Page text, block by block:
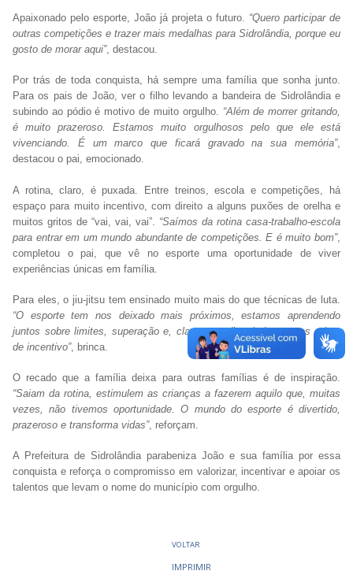
Apaixonado pelo esporte, João já projeta o futuro. “Quero participar de
outras competições e trazer mais medalhas para Sidrolândia, porque eu
gosto de morar aqui”, destacou.
Por trás de toda conquista, há sempre uma família que sonha junto.
Para os pais de João, ver o filho levando a bandeira de Sidrolândia e
subindo ao pódio é motivo de muito orgulho. “Além de morrer gritando,
é muito prazeroso. Estamos muito orgulhosos pelo que ele está
vivenciando. É um marco que ficará gravado na sua memória”,
destacou o pai, emocionado.
A rotina, claro, é puxada. Entre treinos, escola e competições, há
espaço para muito incentivo, com direito a alguns puxões de orelha e
muitos gritos de “vai, vai, vai”. “Saímos da rotina casa-trabalho-escola
para entrar em um mundo abundante de competições. E é muito bom”,
completou o pai, que vê no esporte uma oportunidade de viver
experiências únicas em família.
Para eles, o jiu-jitsu tem ensinado muito mais do que técnicas de luta.
“O esporte tem nos deixado mais próximos, estamos aprendendo
juntos sobre limites, superação e, claro, nos divertindo com os gritos
de incentivo”, brinca.
O recado que a família deixa para outras famílias é de inspiração.
“Saiam da rotina, estimulem as crianças a fazerem aquilo que, muitas
vezes, não tivemos oportunidade. O mundo do esporte é divertido,
prazeroso e transforma vidas”, reforçam.
A Prefeitura de Sidrolândia parabeniza João e sua família por essa
conquista e reforça o compromisso em valorizar, incentivar e apoiar os
talentos que levam o nome do município com orgulho.
VOLTAR
IMPRIMIR